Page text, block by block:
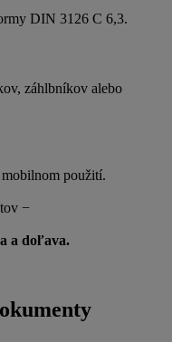
DIN 3126 C 6,3.
záhlbníkov alebo
použití.
−
a doľava.